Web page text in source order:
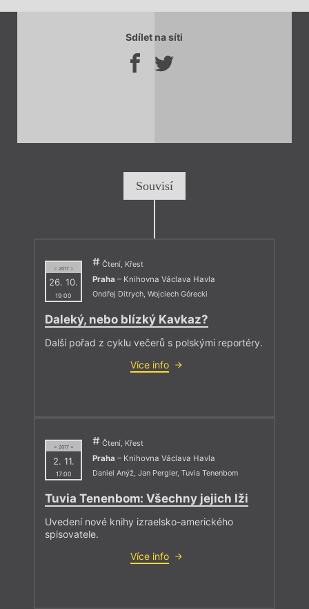
Sdílet na síti
Souvisí
= 2017 =
26. 10.
19:00
Čtení, Křest
Praha – Knihovna Václava Havla
Ondřej Ditrych, Wojciech Górecki
Daleký, nebo blízký Kavkaz?
Další pořad z cyklu večerů s polskými reportéry.
Více info
= 2017 =
2. 11.
17:00
Čtení, Křest
Praha – Knihovna Václava Havla
Daniel Anýž, Jan Pergler, Tuvia Tenenbom
Tuvia Tenenbom: Všechny jejich lži
Uvedení nové knihy izraelsko-amerického
spisovatele.
Více info